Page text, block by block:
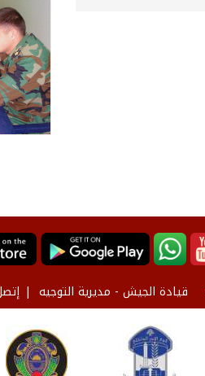
قيادة الجيش - مديرية التوجيه